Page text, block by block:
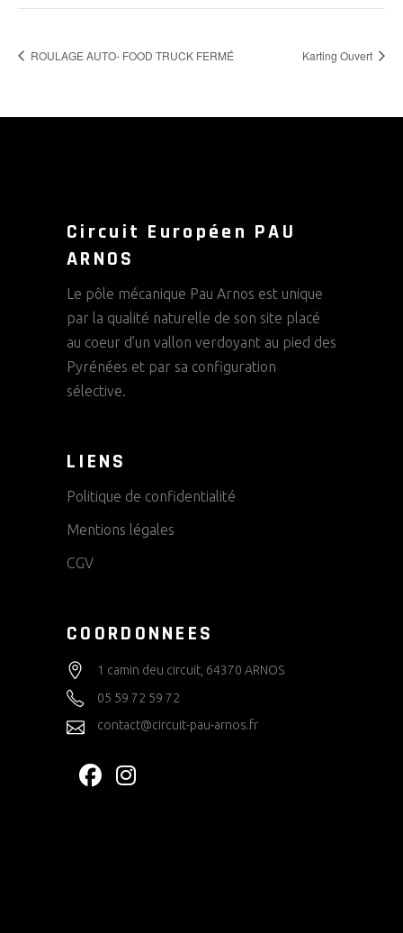
ROULAGE AUTO- FOOD TRUCK FERMÉ Karting Ouvert
Circuit Européen PAU
ARNOS
Le pôle mécanique Pau Arnos est unique
par la qualité naturelle de son site placé
au coeur d’un vallon verdoyant au pied des
Pyrénées et par sa configuration
sélective.
LIENS
Politique de confidentialité
Mentions légales
CGV
COORDONNEES
1 camin deu circuit, 64370 ARNOS
05 59 72 59 72
contact@circuit-pau-arnos.fr